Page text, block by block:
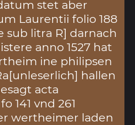
stet aber
Laurentii folio 188
sub litra R] darnach
anno 1527 hat
ine philipsen
hallen
acta
141 vnd 261
wertheimer laden